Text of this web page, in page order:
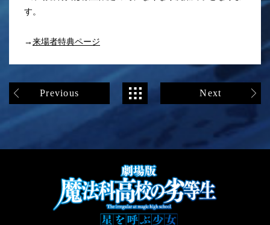
す。
→ 来場者特典ページ
Previous Next